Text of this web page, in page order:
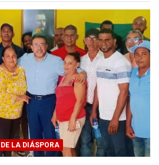
LA DIÁSPORA